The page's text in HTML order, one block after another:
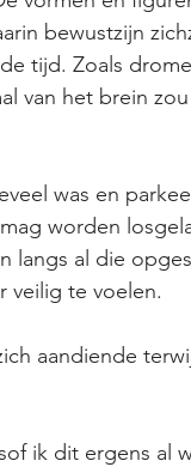
bewustzijn
tijd. Zoals
van het brein
was en
worden
langs al die
veilig te voelen.
aandiende
ik dit ergens al